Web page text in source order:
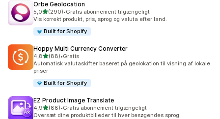
Orbe Geolocation
5,0ud af 5 stjerner
(290)
290 anmeldelser i alt
•Gratis abonnement tilgængeligt
Vis korrekt produkt, pris, sprog og valuta efter land.
Built for Shopify
Hoppy Multi Currency Converter
4,8ud af 5 stjerner
(88)
88 anmeldelser i alt
•Gratis
Automatisk valutaskifter baseret på geolokation til visning af lokale
priser
Built for Shopify
EZ Product Image Translate
4,9ud af 5 stjerner
(88)
88 anmeldelser i alt
•Gratis abonnement tilgængeligt
Oversæt dine produktbilleder til hver besøgendes sprog